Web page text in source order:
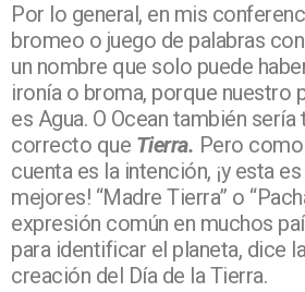
Por lo general, en mis
bromeo o juego de palabras
un nombre que solo puede
ironía o broma, porque nuestro
es Agua. O Ocean también
correcto que Tierra. Pero
cuenta es la intención, ¡y esta
mejores! “Madre Tierra” o
expresión común en muchos
para identificar el planeta, dice
creación del Día de la Tierra.